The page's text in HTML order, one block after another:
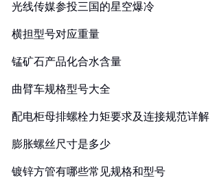
光线传媒参投三国的星空爆冷
横担型号对应重量
锰矿石产品化合水含量
曲臂车规格型号大全
配电柜母排螺栓力矩要求及连接规范详解
膨胀螺丝尺寸是多少
镀锌方管有哪些常见规格和型号